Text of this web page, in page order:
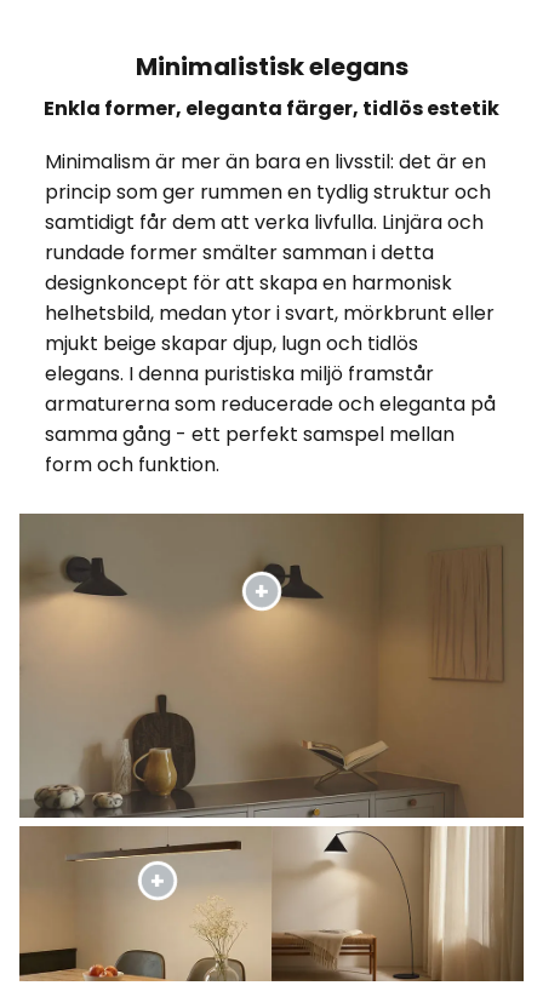
Minimalistisk elegans
Enkla former, eleganta färger, tidlös estetik
Minimalism är mer än bara en livsstil: det är en
princip som ger rummen en tydlig struktur och
samtidigt får dem att verka livfulla. Linjära och
rundade former smälter samman i detta
designkoncept för att skapa en harmonisk
helhetsbild, medan ytor i svart, mörkbrunt eller
mjukt beige skapar djup, lugn och tidlös
elegans. I denna puristiska miljö framstår
armaturerna som reducerade och eleganta på
samma gång - ett perfekt samspel mellan
form och funktion.